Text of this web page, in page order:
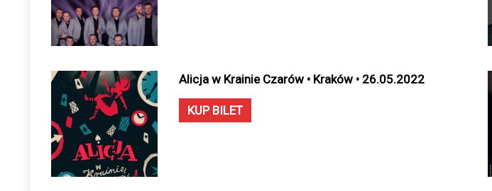
Alicja w Krainie Czarów • Kraków • 26.05.2022
KUP BILET